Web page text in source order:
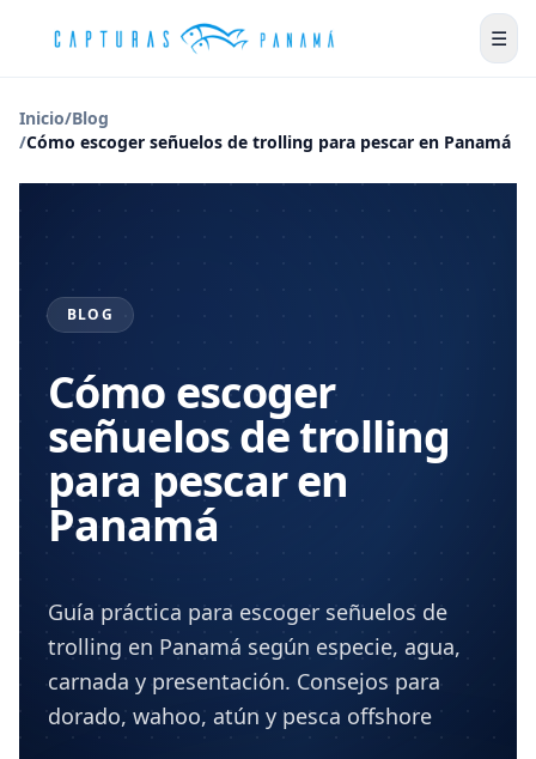
☰
Inicio/Blog
/Cómo escoger señuelos de trolling para pescar en Panamá
BLOG
Cómo escoger
señuelos de trolling
para pescar en
Panamá
Guía práctica para escoger señuelos de
trolling en Panamá según especie, agua,
carnada y presentación. Consejos para
dorado, wahoo, atún y pesca offshore